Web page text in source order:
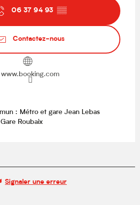
06 37 94 93 ▒▒
Contactez-nous
www.booking.com
: Métro et gare Jean Lebas
Roubaix
Signaler une erreur